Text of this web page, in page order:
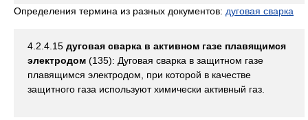
Определения термина из разных документов: дуговая сварка
4.2.4.15 дуговая сварка в активном газе плавящимся
электродом (135): Дуговая сварка в защитном газе
плавящимся электродом, при которой в качестве
защитного газа используют химически активный газ.